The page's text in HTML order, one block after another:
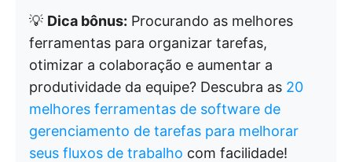
💡 Dica bônus: Procurando as melhores
ferramentas para organizar tarefas,
otimizar a colaboração e aumentar a
produtividade da equipe? Descubra as 20
melhores ferramentas de software de
gerenciamento de tarefas para melhorar
seus fluxos de trabalho com facilidade!